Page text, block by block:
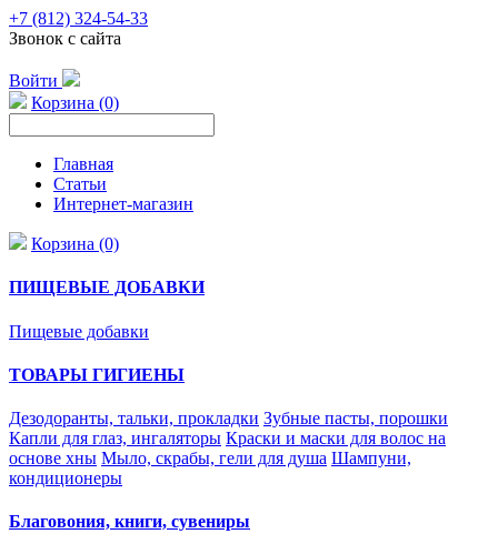
+7 (812) 324-54-33
Звонок с сайта
Войти
Корзина (0)
Главная
Статьи
Интернет-магазин
Корзина (0)
ПИЩЕВЫЕ ДОБАВКИ
Пищевые добавки
ТОВАРЫ ГИГИЕНЫ
Дезодоранты, тальки, прокладки Зубные пасты, порошки
Капли для глаз, ингаляторы Краски и маски для волос на
основе хны Мыло, скрабы, гели для душа Шампуни,
кондиционеры
Благовония, книги, сувениры